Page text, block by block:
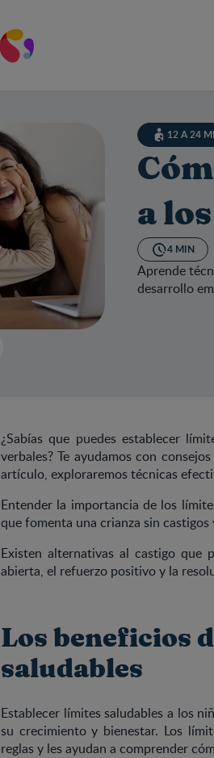
12 A 24
a
4 MIN
Aprende
desarrollo
¿Sabías que puedes establecer
verbales? Te ayudamos con
artículo, exploraremos técnicas
Entender la importancia de los
que fomenta una crianza sin castigos
Existen alternativas al castigo que
abierta, el refuerzo positivo y la
Los beneficios
saludables
Establecer límites saludables a los
su crecimiento y bienestar. Los
reglas y les ayudan a comprender